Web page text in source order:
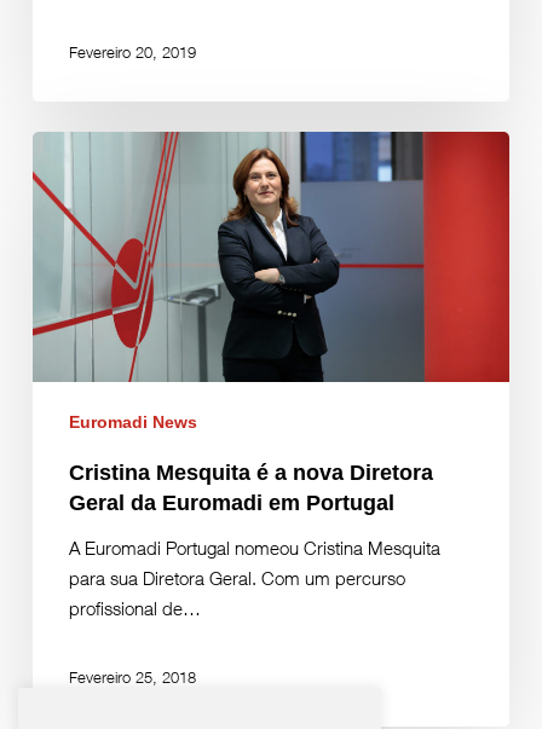
Fevereiro 20, 2019
Euromadi News
Cristina Mesquita é a nova Diretora
Geral da Euromadi em Portugal
A Euromadi Portugal nomeou Cristina Mesquita
para sua Diretora Geral. Com um percurso
profissional de…
Fevereiro 25, 2018